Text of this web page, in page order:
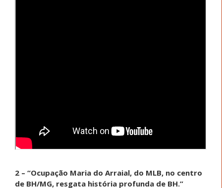
2 – “Ocupação Maria do Arraial, do MLB, no centro
de BH/MG, resgata história profunda de BH.”